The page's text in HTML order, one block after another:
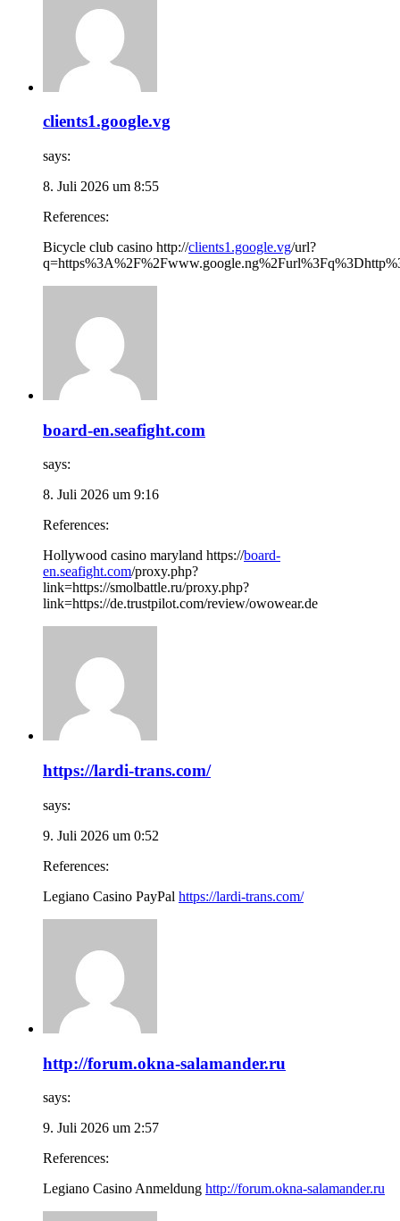
clients1.google.vg
says:
8. Juli 2026 um 8:55
References:
Bicycle club casino http://clients1.google.vg/url?
board-en.seafight.com
says:
8. Juli 2026 um 9:16
References:
Hollywood casino maryland https://board-
en.seafight.com/proxy.php?
link=https://smolbattle.ru/proxy.php?
link=https://de.trustpilot.com/review/owowear.de
https://lardi-trans.com/
says:
9. Juli 2026 um 0:52
References:
Legiano Casino PayPal https://lardi-trans.com/
http://forum.okna-salamander.ru
says:
9. Juli 2026 um 2:57
References:
Legiano Casino Anmeldung http://forum.okna-salamander.ru